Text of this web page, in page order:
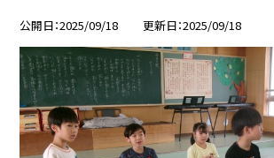
公開日 2025/09/18 更新日 2025/09/18